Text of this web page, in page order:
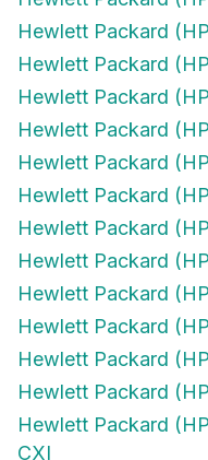
Hewlett Packard
Hewlett Packard
Hewlett Packard
Hewlett Packard
Hewlett Packard
Hewlett Packard
Hewlett Packard
Hewlett Packard
Hewlett Packard
Hewlett Packard
Hewlett Packard
Hewlett Packard
Hewlett Packard
CXI